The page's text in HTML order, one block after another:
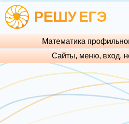
РЕШУЕГЭ
Математика
Сайты, меню, вход,